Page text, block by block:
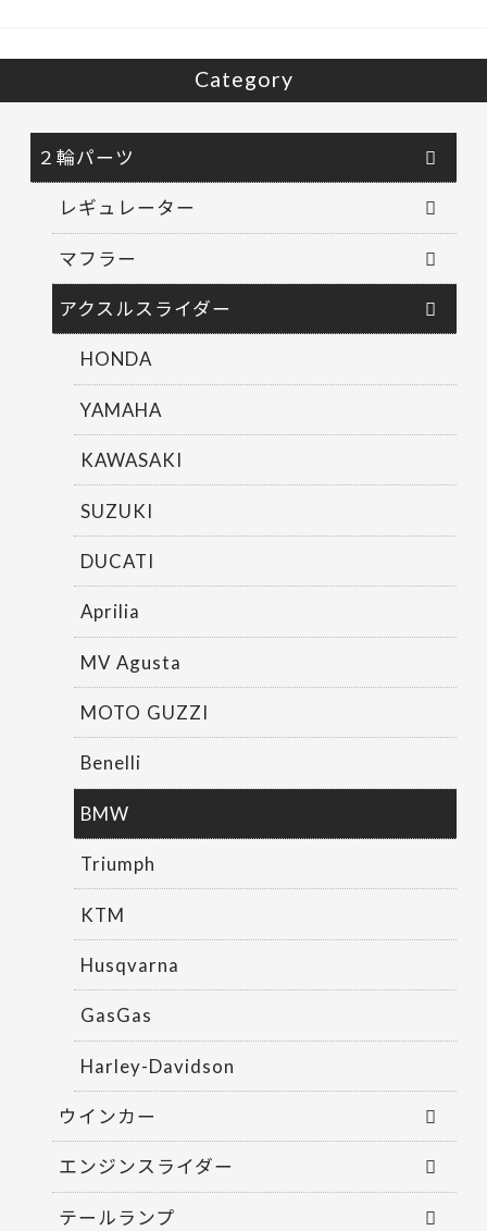
Category
２輪パーツ
レギュレーター
マフラー
アクスルスライダー
HONDA
YAMAHA
KAWASAKI
SUZUKI
DUCATI
Aprilia
MV Agusta
MOTO GUZZI
Benelli
BMW
Triumph
KTM
Husqvarna
GasGas
Harley-Davidson
ウインカー
エンジンスライダー
テールランプ